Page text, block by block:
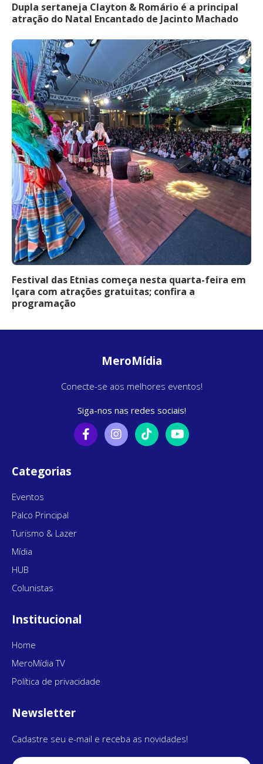
Dupla sertaneja Clayton & Romário é a principal
atração do Natal Encantado de Jacinto Machado
Festival das Etnias começa nesta quarta-feira em
Içara com atrações gratuitas; confira a
programação
MeroMídia
Conecte-se aos melhores eventos!
Siga-nos nas redes sociais!
Categorias
Eventos
Palco Principal
Turismo & Lazer
Mídia
HUB
Colunistas
Institucional
Home
MeroMídia TV
Política de privacidade
Newsletter
Cadastre seu e-mail e receba as novidades!